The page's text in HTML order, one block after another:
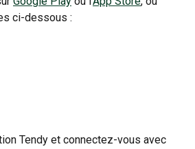
ci-dessous :
Tendy et connectez-vous avec